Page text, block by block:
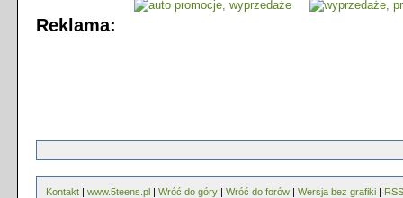
Reklama:
Kontakt | www.5teens.pl | Wróć do góry | Wróć do forów | Wersja bez grafiki | RSS